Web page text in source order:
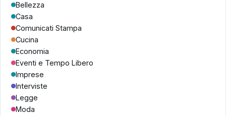
Bellezza
Casa
Comunicati Stampa
Cucina
Economia
Eventi e Tempo Libero
Imprese
Interviste
Legge
Moda